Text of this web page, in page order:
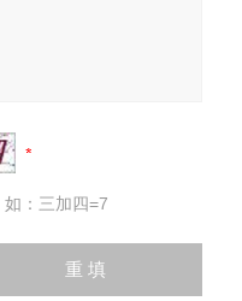
：三加四=7